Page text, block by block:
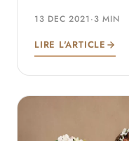
13 DEC 2021·3 MIN
LIRE L'ARTICLE